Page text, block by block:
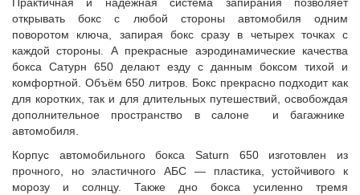
Практичная и надежная система запирания позволяет
открывать бокс с любой стороны автомобиля одним
поворотом ключа, запирая бокс сразу в четырех точках с
каждой стороны. А прекрасные аэродинамические качества
бокса Сатурн 650 делают езду с данным боксом тихой и
комфортной. Объём 650 литров. Бокс прекрасно подходит как
для коротких, так и для длительных путешествий, освобождая
дополнительное пространство в салоне и багажнике
автомобиля.
Корпус автомобильного бокса Saturn 650 изготовлен из
прочного, но эластичного АБС — пластика, устойчивого к
морозу и солнцу. Также дно бокса усиленно тремя